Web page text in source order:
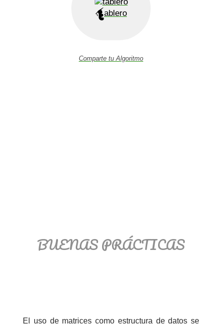
ablero
Comparte tu Algoritmo
BUENAS PRÁCTICAS
El uso de matrices como estructura de datos se